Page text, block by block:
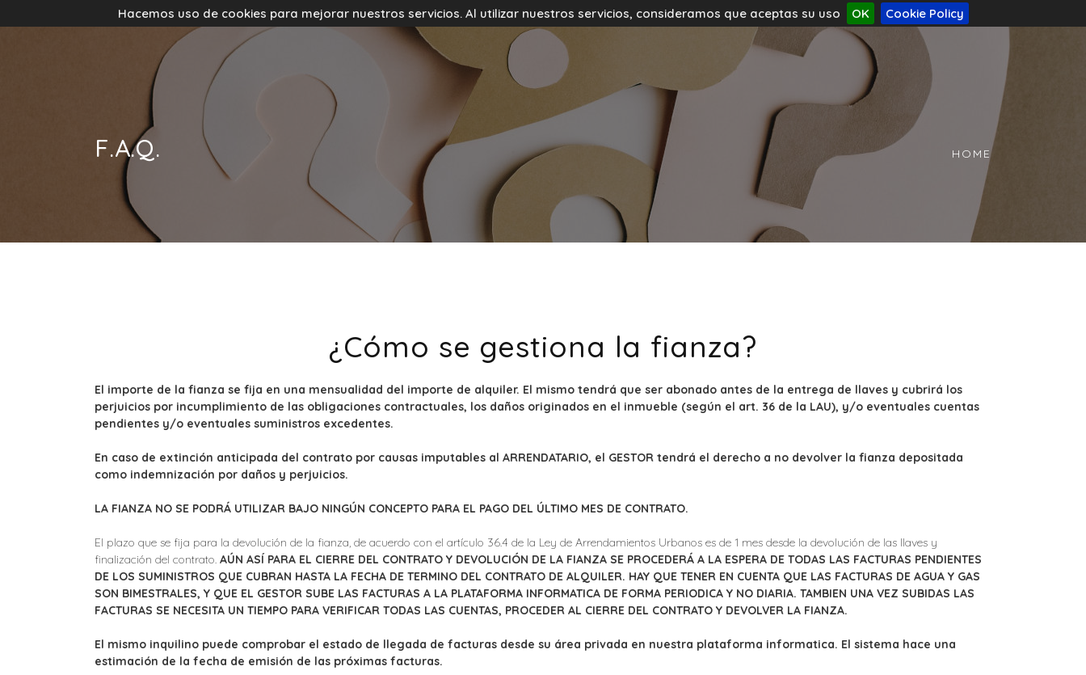
Hacemos uso de cookies para mejorar nuestros servicios. Al utilizar nuestros servicios, consideramos que aceptas su uso OK Cookie Policy
F.A.Q. HOME
¿Cómo se gestiona la fianza?
El importe de la fianza se fija en una mensualidad del importe de alquiler. El mismo tendrá que ser abonado antes de la entrega de llaves y cubrirá los
perjuicios por incumplimiento de las obligaciones contractuales, los daños originados en el inmueble (según el art. 36 de la LAU), y/o eventuales cuentas
pendientes y/o eventuales suministros excedentes.
En caso de extinción anticipada del contrato por causas imputables al ARRENDATARIO, el GESTOR tendrá el derecho a no devolver la fianza depositada
como indemnización por daños y perjuicios.
LA FIANZA NO SE PODRÁ UTILIZAR BAJO NINGÚN CONCEPTO PARA EL PAGO DEL ÚLTIMO MES DE CONTRATO.
El plazo que se fija para la devolución de la fianza, de acuerdo con el artículo 36.4 de la Ley de Arrendamientos Urbanos es de 1 mes desde la devolución de las llaves y
finalización del contrato. AÚN ASÍ PARA EL CIERRE DEL CONTRATO Y DEVOLUCIÓN DE LA FIANZA SE PROCEDERÁ A LA ESPERA DE TODAS LAS FACTURAS PENDIENTES
DE LOS SUMINISTROS QUE CUBRAN HASTA LA FECHA DE TERMINO DEL CONTRATO DE ALQUILER. HAY QUE TENER EN CUENTA QUE LAS FACTURAS DE AGUA Y GAS
SON BIMESTRALES, Y QUE EL GESTOR SUBE LAS FACTURAS A LA PLATAFORMA INFORMATICA DE FORMA PERIODICA Y NO DIARIA. TAMBIEN UNA VEZ SUBIDAS LAS
FACTURAS SE NECESITA UN TIEMPO PARA VERIFICAR TODAS LAS CUENTAS, PROCEDER AL CIERRE DEL CONTRATO Y DEVOLVER LA FIANZA.
El mismo inquilino puede comprobar el estado de llegada de facturas desde su área privada en nuestra plataforma informatica. El sistema hace una
estimación de la fecha de emisión de las próximas facturas.